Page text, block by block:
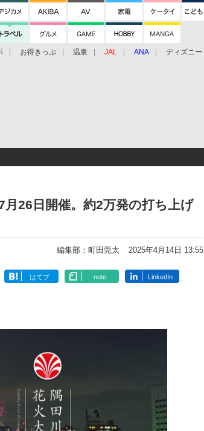
お得きっぷ 温泉 JAL ANA ディズニー
26日開催。約2万発の打ち上げ
編集部：町田莞太 2025年4月14日 13:55
はてブ note LinkedIn